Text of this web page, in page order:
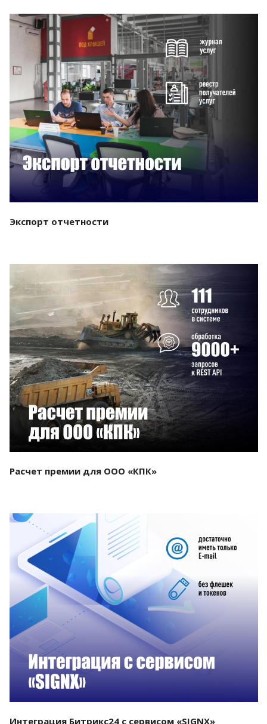
Смотреть проект
Экспорт отчетности
Смотреть проект
Расчет премии для ООО «КПК»
Смотреть проект
Интеграция Битрикс24 с сервисом «SIGNX»